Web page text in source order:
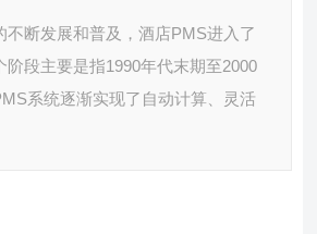
不断发展和普及，酒店PMS进入了
阶段主要是指1990年代末期至2000
系统逐渐实现了自动计算、灵活